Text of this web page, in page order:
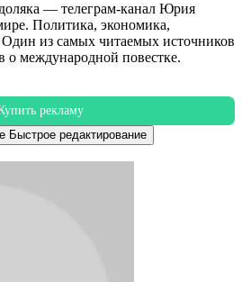
— телеграм-канал Юрия
Политика, экономика,
из самых читаемых источников
о международной повестке.
рекламу
Быстрое редактирование